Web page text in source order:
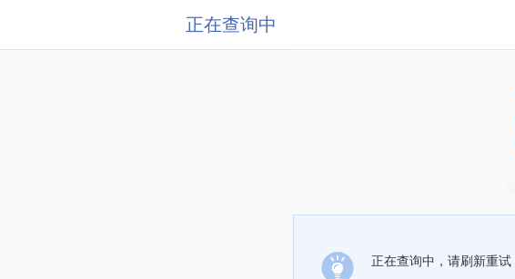
正在查询中
正在查询中，请刷新重试